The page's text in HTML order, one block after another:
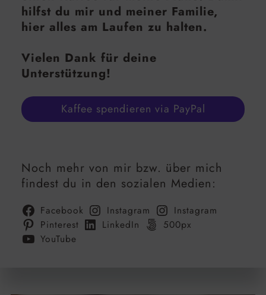
hilfst du mir und meiner Familie,
hier alles am Laufen zu halten.
Vielen Dank für deine
Unterstützung!
Kaffee spendieren via PayPal
Noch mehr von mir bzw. über mich
findest du in den sozialen Medien:
Facebook Instagram
Instagram
Pinterest
LinkedIn
500px
YouTube